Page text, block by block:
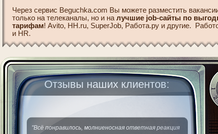
Через сервис Beguchka.com Вы можете разместить
только на телеканалы, но и на лучшие job-сайты по
тарифам! Avito, HH.ru, SuperJob, Работа.ру и другие.
и HR.
Отзывы наших клиентов:
"Всё понравилось, молниеносная ответная реакция